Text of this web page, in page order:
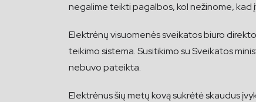
negalime teikti pagalbos, kol nežinome, kad
Elektrėnų visuomenės sveikatos biuro
teikimo sistema. Susitikimo su Sveikatos
nebuvo pateikta.
Elektrėnus šių metų kovą sukrėtė skaudus